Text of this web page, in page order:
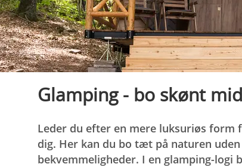
Glamping - bo skønt
Leder du efter en mere luksuriøs form
dig. Her kan du bo tæt på naturen
bekvemmeligheder. I en glamping-